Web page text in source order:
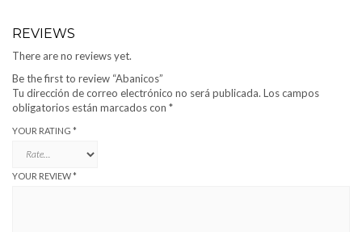
REVIEWS
There are no reviews yet.
Be the first to review “Abanicos”
Tu dirección de correo electrónico no será publicada. Los campos
obligatorios están marcados con *
YOUR RATING *
YOUR REVIEW*